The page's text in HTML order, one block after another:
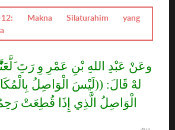
Makna Silaturahim yang
وعَنْ عَبْدِ اللهِ بْنِ عَمْرِ وِ رَتَِ
لهْ قَالَ: ((لَيْسَ الْوَاصِلُ
الْوَاصِلُ الَّذِي إِذَا قُطِعَتْ